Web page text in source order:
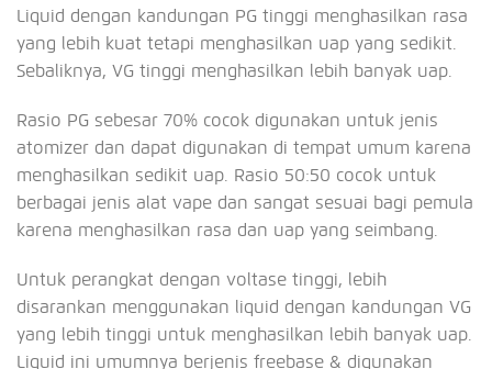
Liquid dengan kandungan PG tinggi menghasilkan rasa
yang lebih kuat tetapi menghasilkan uap yang sedikit.
Sebaliknya, VG tinggi menghasilkan lebih banyak uap.
Rasio PG sebesar 70% cocok digunakan untuk jenis
atomizer dan dapat digunakan di tempat umum karena
menghasilkan sedikit uap. Rasio 50:50 cocok untuk
berbagai jenis alat vape dan sangat sesuai bagi pemula
karena menghasilkan rasa dan uap yang seimbang.
Untuk perangkat dengan voltase tinggi, lebih
disarankan menggunakan liquid dengan kandungan VG
yang lebih tinggi untuk menghasilkan lebih banyak uap.
Liquid ini umumnya berjenis freebase & digunakan